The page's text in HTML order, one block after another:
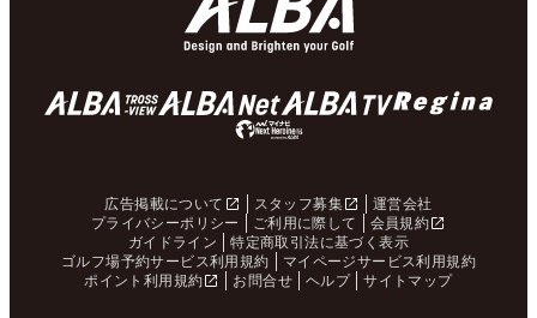
広告掲載について スタッフ募集
運営会社
プライバシーポリシー
ご利用に際して
会員規約
ガイドライン
特定商取引法に基づく表示
ゴルフ場予約サービス利用規約
マイページサービス利用規約
ポイント利用規約
お問合せ ヘルプ サイトマップ